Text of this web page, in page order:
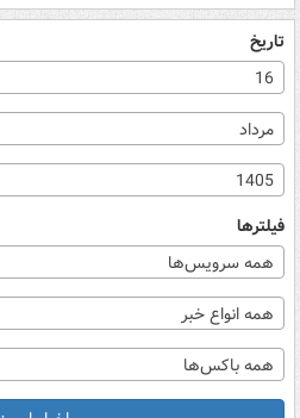
تاریخ
16
مرداد
1405
فیلترها
همه سرویس‌ها
همه انواع خبر
همه باکس‌ها